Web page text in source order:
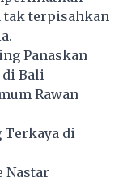
tak terpisahkan
Panaskan
di Bali
Rawan
Terkaya di
Nastar